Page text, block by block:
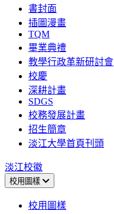
書封面
插圖漫畫
TQM
畢業典禮
教學行政革新研討會
校慶
深耕計畫
SDGS
校務發展計畫
招生簡章
淡江大學首頁刊頭
淡江校徽
校用圖樣
校用圖樣